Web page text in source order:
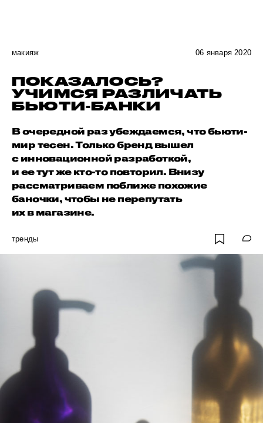
макияж 06 января 2020
ПОКАЗАЛОСЬ?
УЧИМСЯ РАЗЛИЧАТЬ
БЬЮТИ-БАНКИ
В очередной раз убеждаемся, что бьюти-
мир тесен. Только бренд вышел
с инновационной разработкой,
и ее тут же кто-то повторил. Внизу
рассматриваем поближе похожие
баночки, чтобы не перепутать
их в магазине.
тренды